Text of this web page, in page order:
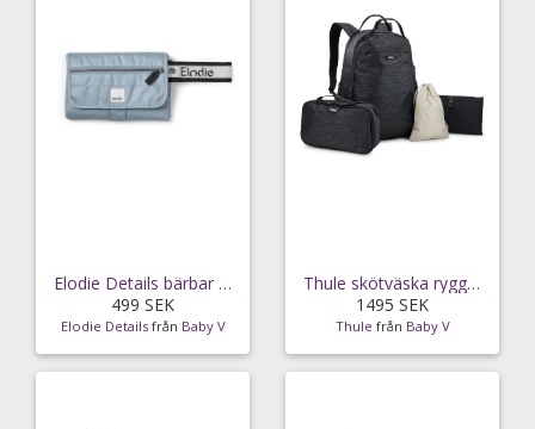
Elodie Details bärbar skötdyna, pebble green
499 SEK
Elodie Details från Baby V
Thule skötväska ryggsäck, black
1495 SEK
Thule från Baby V